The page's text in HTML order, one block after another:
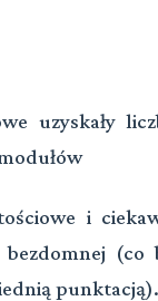
uzyskały
i
(co
punktacją).